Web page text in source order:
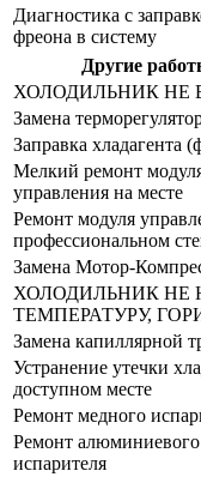
Диагностика с
фреона в систему
Другие
ХОЛОДИЛЬНИК НЕ
Замена
Заправка хладагента
Мелкий ремонт
управления на месте
Ремонт модуля
профессиональном
Замена Мотор-
ХОЛОДИЛЬНИК НЕ
ТЕМПЕРАТУРУ,
Замена капиллярной
Устранение утечки
доступном месте
Ремонт медного
Ремонт алюминиевого
испарителя